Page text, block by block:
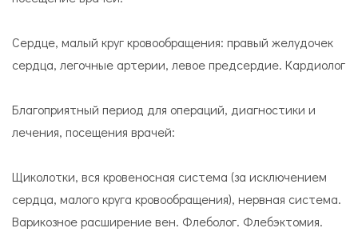
Сердце, малый круг кровообращения: правый желудочек
сердца, легочные артерии, левое предсердие. Кардиолог
Благоприятный период для операций, диагностики и
лечения, посещения врачей:
Щиколотки, вся кровеносная система (за исключением
сердца, малого круга кровообращения), нервная система.
Варикозное расширение вен. Флеболог. Флебэктомия.